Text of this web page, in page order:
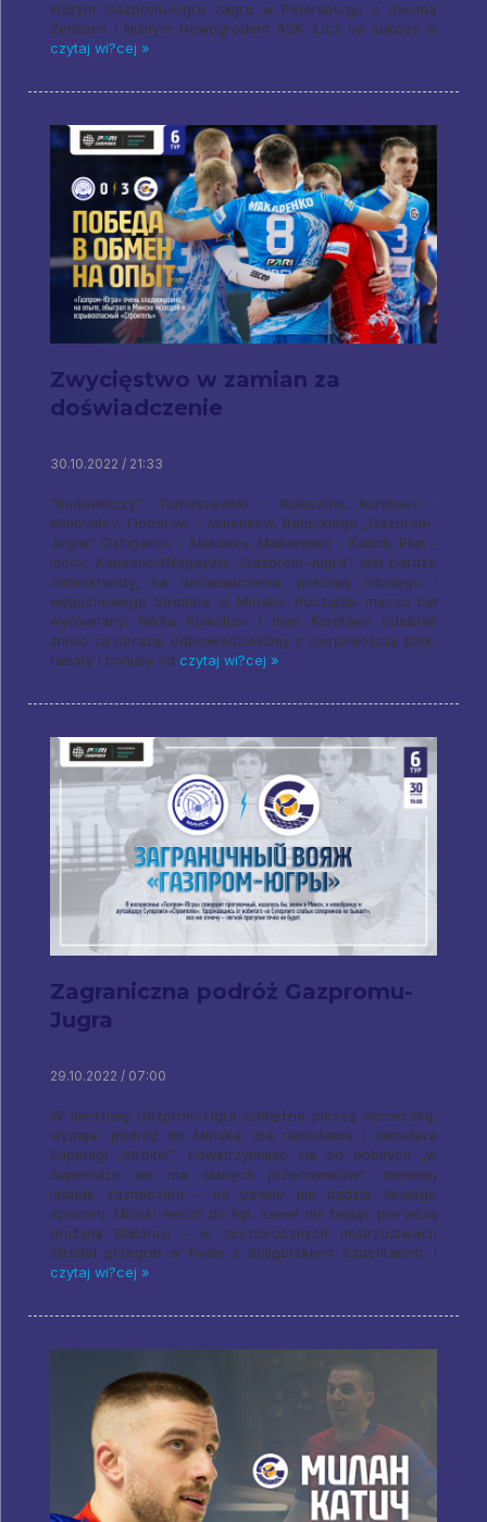
którym Gazprom-Ugra zagra w Petersburgu z dwoma
Zenitami i Niżnym Nowogrodem ASK. Licz na sukces w
czytaj wi?cej »
Zwycięstwo w zamian za
doświadczenie
30.10.2022 / 21:33
"Budowniczy": Tomaszewski - Kuleszów, Korotaev -
Konovalov, Fiodorow - Minenkow, Ratuckiego „Gazprom-
Jugra”: Ozhiganov - Alekseev, Makarenko - Katich, Piun -
Ionov, Kabeshov/Nagayets „Gazprom-Jugra” jest bardzo
zimnokrwisty, na doświadczeniu, pokonaj młodego i
wybuchowego Stroitela w Mińsku. Początek meczu był
wyrównany: Nikita Kuleshov i Ivan Korotaev odebrali
żniwo za obrazę, odpowiedzieliśmy z cierpliwością, blok,
rabaty i bonusy od czytaj wi?cej »
Zagraniczna podróż Gazpromu-
Jugra
29.10.2022 / 07:00
W niedzielę Gazprom-Ugra odbędzie pieszą wycieczkę,
wydaje, podróż do Mińska, dla debiutanta i outsidera
Superligi „Stroitel”. Powstrzymując się od pobitych „w
Superlidze nie ma słabych przeciwników”, niemniej
jednak zaznaczam – na pewno nie będzie łatwego
spaceru. Miński weszli do ligi, nawet nie będąc pierwszą
drużyną Białorusi – w zeszłorocznych mistrzostwach
Stroitel przegrał w finale z Soligorskiem Szachtarem. i
czytaj wi?cej »